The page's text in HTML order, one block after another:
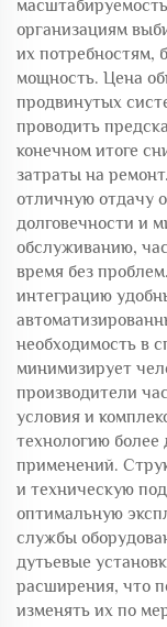
организациям
их потребностям,
мощность. Цена
продвинутых
проводить
конечном итоге
затраты на
отличную отдачу
долговечности и
обслуживанию,
время без
интеграцию
необходимость в
минимизирует
производители
условия и
технологию более
применений.
и техническую
оптимальную
службы
дутьевые
расширения, что
изменять их по